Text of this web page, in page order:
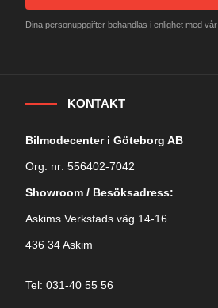
Dina personuppgifter behandlas i enlighet med vår
KONTAKT
Bilmodecenter i Göteborg AB
Org. nr: 556402-7042
Showroom / Besöksadress:
Askims Verkstads väg 14-16
436 34 Askim
Tel: 031-40 55 56